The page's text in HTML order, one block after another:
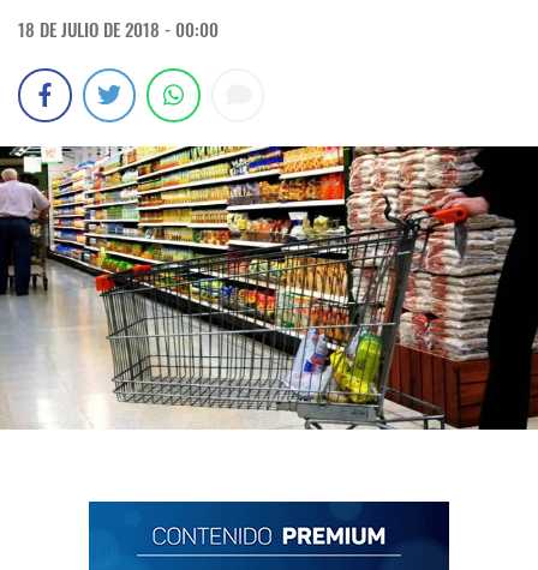
18 DE JULIO DE 2018 - 00:00